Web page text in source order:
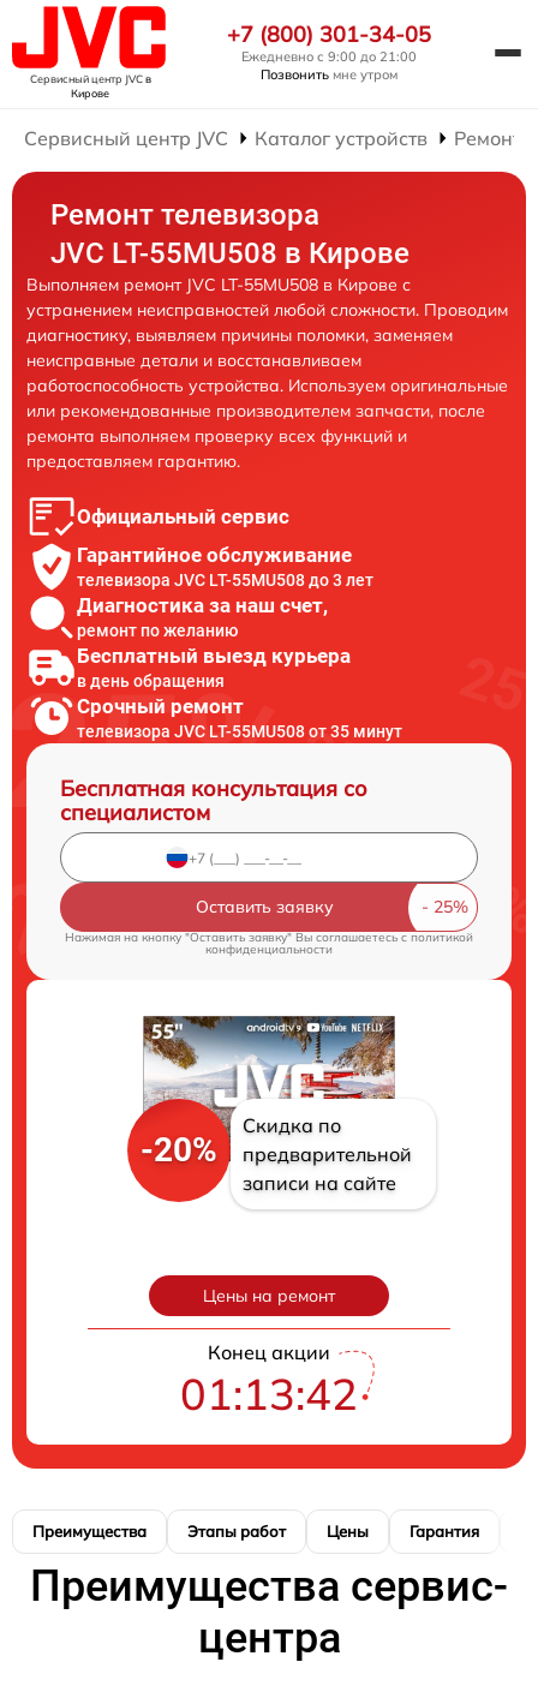
Сервисный центр JVCв
Кирове
+7 (800) 301-34-05
Ежедневно с 9:00 до 21:00
Позвонить мне утром
Сервисный центр JVC Каталог устройств Ремонт
Ремонт телевизора
JVC LT-55MU508 в Кирове
Выполняем ремонт JVC LT-55MU508 в Кирове с
устранением неисправностей любой сложности. Проводим
диагностику, выявляем причины поломки, заменяем
неисправные детали и восстанавливаем
работоспособность устройства. Используем оригинальные
или рекомендованные производителем запчасти, после
ремонта выполняем проверку всех функций и
предоставляем гарантию.
Официальный сервис
Гарантийное обслуживание
телевизора JVC LT-55MU508 до 3 лет
Диагностика за наш счет,
ремонт по желанию
Бесплатный выезд курьера
в день обращения
Срочный ремонт
телевизора JVC LT-55MU508 от 35 минут
Бесплатная консультация со
специалистом
Оставить заявку
Нажимая на кнопку "Оставить заявку" Вы соглашаетесь cполитикой
конфиденциальности
-20%
Скидка по
предварительной
записи на сайте
Цены на ремонт
Конец акции
01:13:41
Преимущества Этапы работ Цены Гарантия
Преимущества сервис-
центра